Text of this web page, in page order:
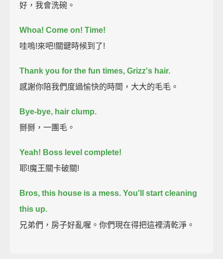
好，我會洗碗。
Whoa! Come on! Time!
哇嗚!來吧!關鍵時候到了!
Thank you for the fun times, Grizz's hair.
感謝你陪我們度過愉快的時間，大大的毛毛。
Bye-bye, hair clump.
掰掰，一團毛。
Yeah! Boss level complete!
耶!魔王關卡破關!
Bros, this house is a mess. You'll start cleaning
this up.
兄弟們，房子好亂喔。你們現在得把這裡清乾淨。